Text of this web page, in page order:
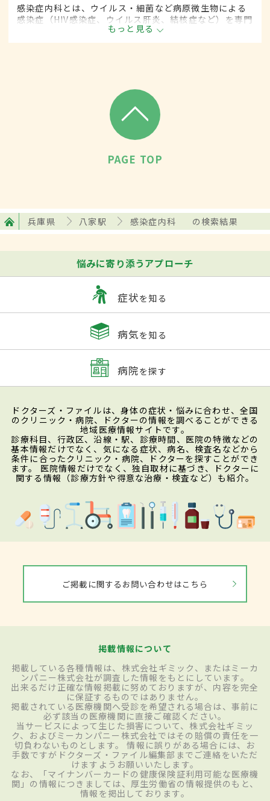
感染症内科とは、ウイルス・細菌など病原微生物による
感染症（HIV感染症、ウイルス肝炎、結核症など）を専門
的に取り扱う内科の一領域です。
もっと見る
PAGE TOP
兵庫県 八家駅 感染症内科 の検索結果
悩みに寄り添うアプローチ
症状を知る
病気を知る
病院を探す
ドクターズ・ファイルは、身体の症状・悩みに合わせ、全国
のクリニック・病院、ドクターの情報を調べることができる
地域医療情報サイトです。
診療科目、行政区、沿線・駅、診療時間、医院の特徴などの
基本情報だけでなく、気になる症状、病名、検査名などから
条件に合ったクリニック・病院、ドクターを探すことができ
ます。 医院情報だけでなく、独自取材に基づき、ドクターに
関する情報（診療方針や得意な治療・検査など）も紹介。
ご掲載に関するお問い合わせはこちら
掲載情報について
掲載している各種情報は、株式会社ギミック、またはミーカ
ンパニー株式会社が調査した情報をもとにしています。
出来るだけ正確な情報掲載に努めておりますが、内容を完全
に保証するものではありません。
掲載されている医療機関へ受診を希望される場合は、事前に
必ず該当の医療機関に直接ご確認ください。
当サービスによって生じた損害について、株式会社ギミッ
ク、およびミーカンパニー株式会社ではその賠償の責任を一
切負わないものとします。 情報に誤りがある場合には、お
手数ですがドクターズ・ファイル編集部までご連絡をいただ
けますようお願いいたします。
なお、「マイナンバーカードの健康保険証利用可能な医療機
関」の情報につきましては、厚生労働省の情報提供のもと、
情報を掲出しております。